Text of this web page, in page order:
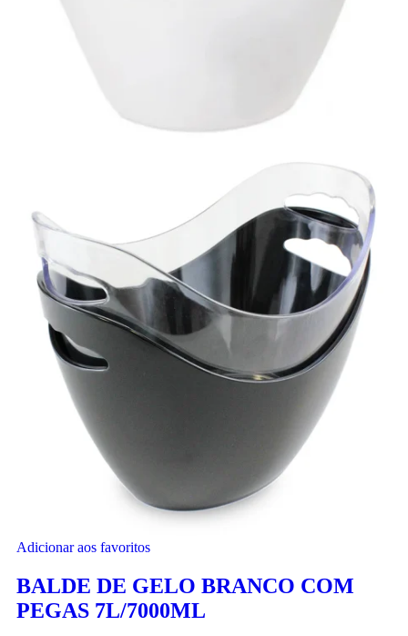
Adicionar aos favoritos
BALDE DE GELO BRANCO COM
PEGAS 7L/7000ML